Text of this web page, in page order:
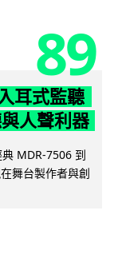
89
耳式監聽
人聲利器
MDR-7506 到
舞台製作者與創